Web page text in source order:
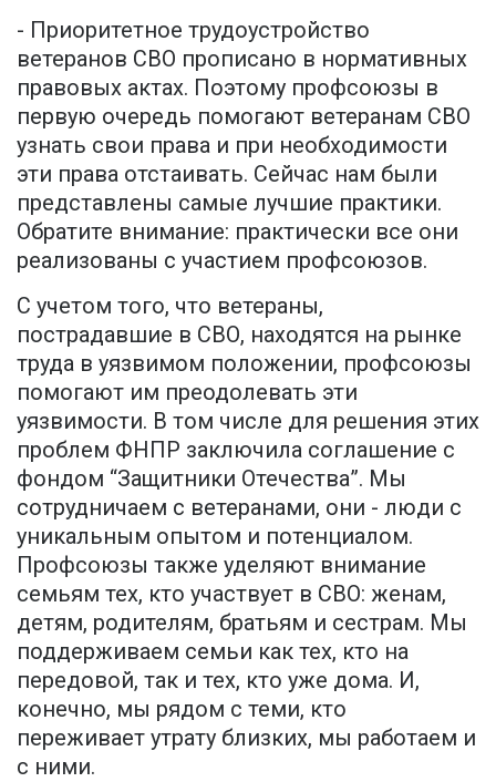
- Приоритетное трудоустройство
ветеранов СВО прописано в нормативных
правовых актах. Поэтому профсоюзы в
первую очередь помогают ветеранам СВО
узнать свои права и при необходимости
эти права отстаивать. Сейчас нам были
представлены самые лучшие практики.
Обратите внимание: практически все они
реализованы с участием профсоюзов.
С учетом того, что ветераны,
пострадавшие в СВО, находятся на рынке
труда в уязвимом положении, профсоюзы
помогают им преодолевать эти
уязвимости. В том числе для решения этих
проблем ФНПР заключила соглашение с
фондом “Защитники Отечества”. Мы
сотрудничаем с ветеранами, они - люди с
уникальным опытом и потенциалом.
Профсоюзы также уделяют внимание
семьям тех, кто участвует в СВО: женам,
детям, родителям, братьям и сестрам. Мы
поддерживаем семьи как тех, кто на
передовой, так и тех, кто уже дома. И,
конечно, мы рядом с теми, кто
переживает утрату близких, мы работаем и
с ними.